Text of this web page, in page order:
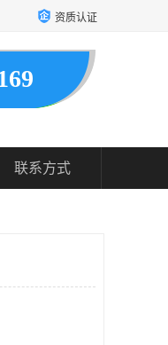
资质认证
联系方式